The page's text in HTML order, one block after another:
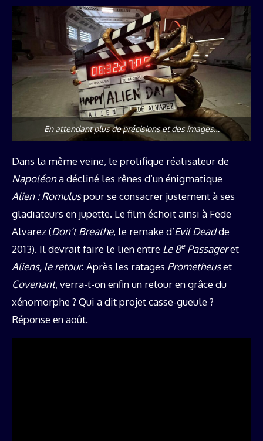
En attendant plus de précisions et des images…
Dans la même veine, le prolifique réalisateur de
Napoléona décliné les rênes d’un énigmatique
Alien : Romuluspour se consacrer justement à ses
gladiateurs en jupette. Le film échoit ainsi à Fede
Alvarez (Don’t Breathe, le remake d’Evil Deadde
2013). Il devrait faire le lien entre Le 8ePassageret
Aliens, le retour. Après les ratages Prometheuset
Covenant, verra-t-on enfin un retour en grâce du
xénomorphe ? Qui a dit projet casse-gueule ?
Réponse en août.